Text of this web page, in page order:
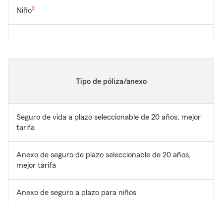
Niño3
Tipo de póliza/anexo
Seguro de vida a plazo seleccionable de 20 años, mejor
tarifa
Anexo de seguro de plazo seleccionable de 20 años,
mejor tarifa
Anexo de seguro a plazo para niños